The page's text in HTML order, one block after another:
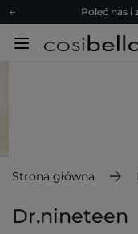
Poleć nas i
Zapisz
Poleć nas
Strona główna
Dr.nineteen